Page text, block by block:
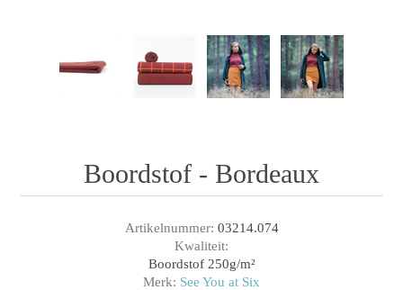
Boordstof - Bordeaux
Artikelnummer: 03214.074
Kwaliteit:
Boordstof 250g/m²
Merk: See You at Six